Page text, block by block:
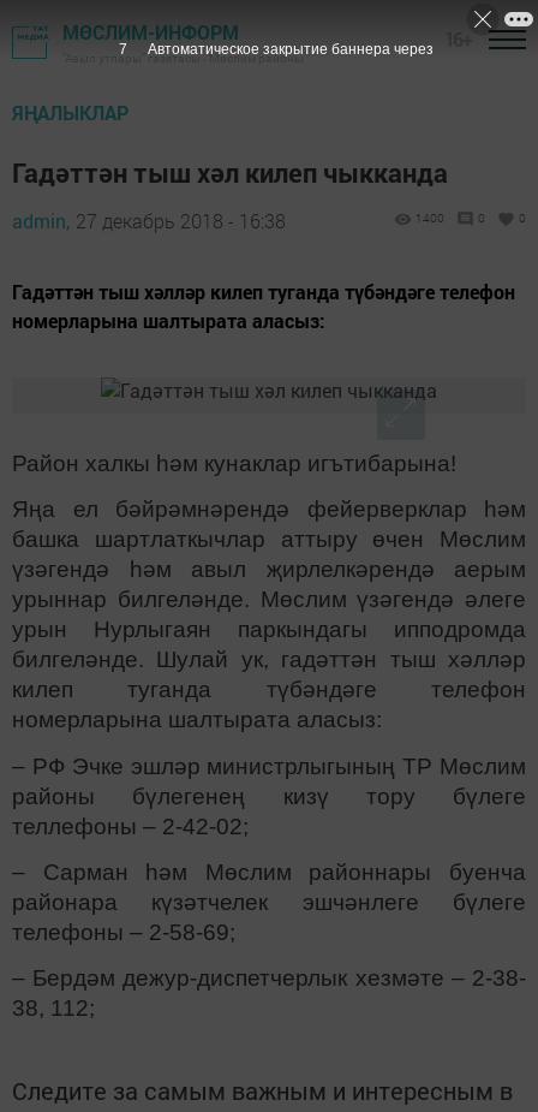
МӨСЛИМ-ИНФОРМ
"Авыл утлары" газетасы - Мөслим районы
ЯҢАЛЫКЛАР
Гадәттән тыш хәл килеп чыкканда
admin, 27 декабрь 2018 - 16:38 1400 0 0
Гадәттән тыш хәлләр килеп туганда түбәндәге телефон
номерларына шалтырата аласыз:
Район халкы һәм кунаклар игътибарына!
Яңа ел бәйрәмнәрендә фейерверклар һәм
башка шартлаткычлар аттыру өчен Мөслим
үзәгендә һәм авыл җирлелкәрендә аерым
урыннар билгеләнде. Мөслим үзәгендә әлеге
урын Нурлыгаян паркындагы ипподромда
билгеләнде. Шулай ук, гадәттән тыш хәлләр
килеп туганда түбәндәге телефон
номерларына шалтырата аласыз:
– РФ Эчке эшләр министрлыгының ТР Мөслим
районы бүлегенең кизү тору бүлеге
теллефоны – 2-42-02;
– Сарман һәм Мөслим районнары буенча
районара күзәтчелек эшчәнлеге бүлеге
телефоны – 2-58-69;
– Бердәм дежур-диспетчерлык хезмәте – 2-38-
38, 112;
Следите за самым важным и интересным в
7 Автоматическое закрытие баннера через